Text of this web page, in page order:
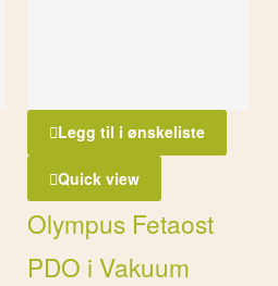
Legg til i ønskeliste
Quick view
Olympus Fetaost
PDO i Vakuum